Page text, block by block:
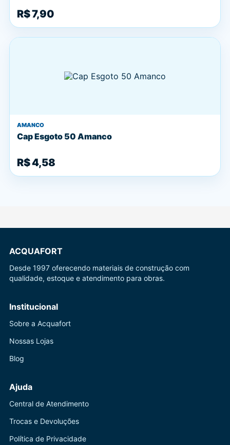
R$ 7,90
AMANCO
Cap Esgoto 50 Amanco
R$ 4,58
ACQUAFORT
Desde 1997 oferecendo materiais de construção com
qualidade, estoque e atendimento para obras.
Institucional
Sobre a Acquafort
Nossas Lojas
Blog
Ajuda
Central de Atendimento
Trocas e Devoluções
Política de Privacidade